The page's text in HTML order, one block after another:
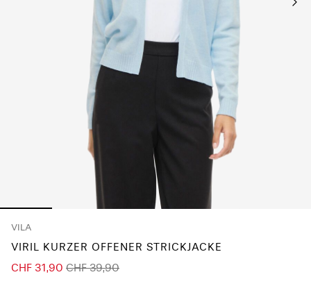
VILA
VIRIL KURZER OFFENER STRICKJACKE
CHF 31,90 CHF 39,90